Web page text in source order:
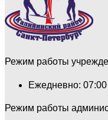
Режим работы
Ежедневно:
Режим работы